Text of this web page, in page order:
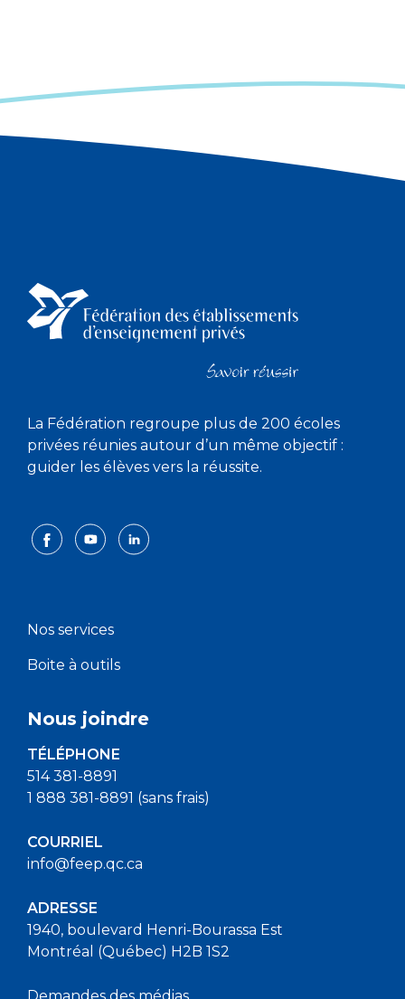
La Fédération regroupe plus de 200 écoles
privées réunies autour d’un même objectif :
guider les élèves vers la réussite.
Nos services
Boite à outils
Nous joindre
TÉLÉPHONE
514 381-8891
1 888 381-8891 (sans frais)
COURRIEL
info@feep.qc.ca
ADRESSE
1940, boulevard Henri-Bourassa Est
Montréal (Québec) H2B 1S2